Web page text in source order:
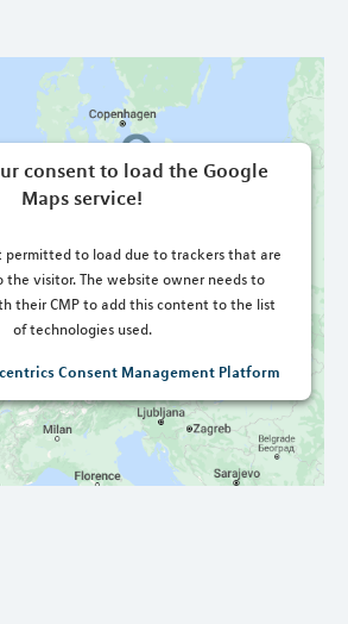
consent to load the Google
Maps service!
permitted to load due to trackers that are
the visitor. The website owner needs to
their CMP to add this content to the list
of technologies used.
Consent Management Platform